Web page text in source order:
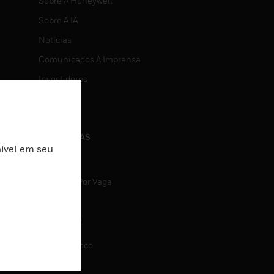
Sobre A IA
Notícias
Comunicados À Imprensa
Investidores
CARREIRAS
Pesquisa Por Vaga
CONTATO
Fale Conosco
em seu